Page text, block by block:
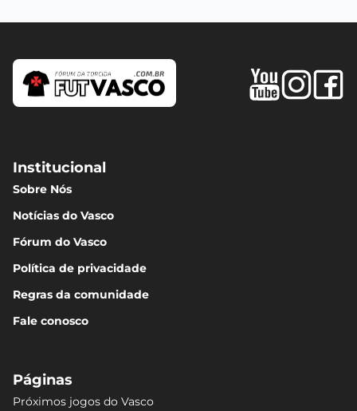
Institucional
Sobre Nós
Notícias do Vasco
Fórum do Vasco
Política de privacidade
Regras da comunidade
Fale conosco
Páginas
Próximos jogos do Vasco